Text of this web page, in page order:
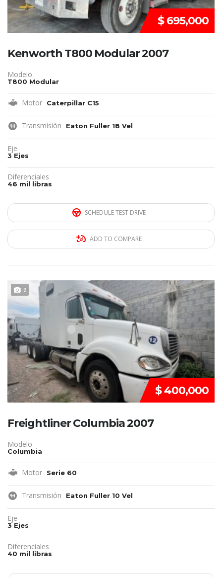
$ 695,000
Kenworth T800 Modular 2007
Modelo
T800 Modular
Motor Caterpillar C15
Transmisión Eaton Fuller 18 Vel
Eje
3 Ejes
Diferenciales
46 mil libras
SCHEDULE TEST DRIVE
ADD TO COMPARE
9 REMATE!!!
$ 400,000
Freightliner Columbia 2007
Modelo
Columbia
Motor Serie 60
Transmisión Eaton Fuller 10 Vel
Eje
3 Ejes
Diferenciales
40 mil libras